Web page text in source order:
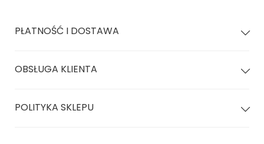
PŁATNOŚĆ I DOSTAWA
OBSŁUGA KLIENTA
POLITYKA SKLEPU